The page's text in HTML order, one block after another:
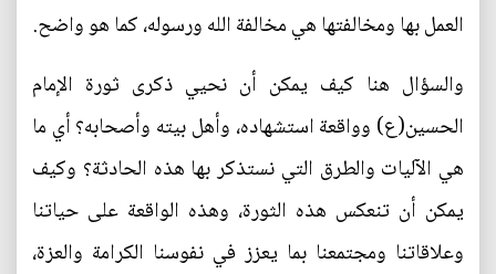
العمل بها ومخالفتها هي مخالفة الله ورسوله، كما هو واضح.
والسؤال هنا كيف يمكن أن نحيي ذكرى ثورة الإمام
الحسين(ع) وواقعة استشهاده، وأهل بيته وأصحابه؟ أي ما
هي الآليات والطرق التي نستذكر بها هذه الحادثة؟ وكيف
يمكن أن تنعكس هذه الثورة، وهذه الواقعة على حياتنا
وعلاقاتنا ومجتمعنا بما يعزز في نفوسنا الكرامة والعزة،